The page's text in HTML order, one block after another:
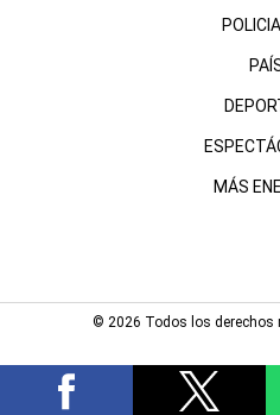
MÁS
© 2026 Todos los derechos